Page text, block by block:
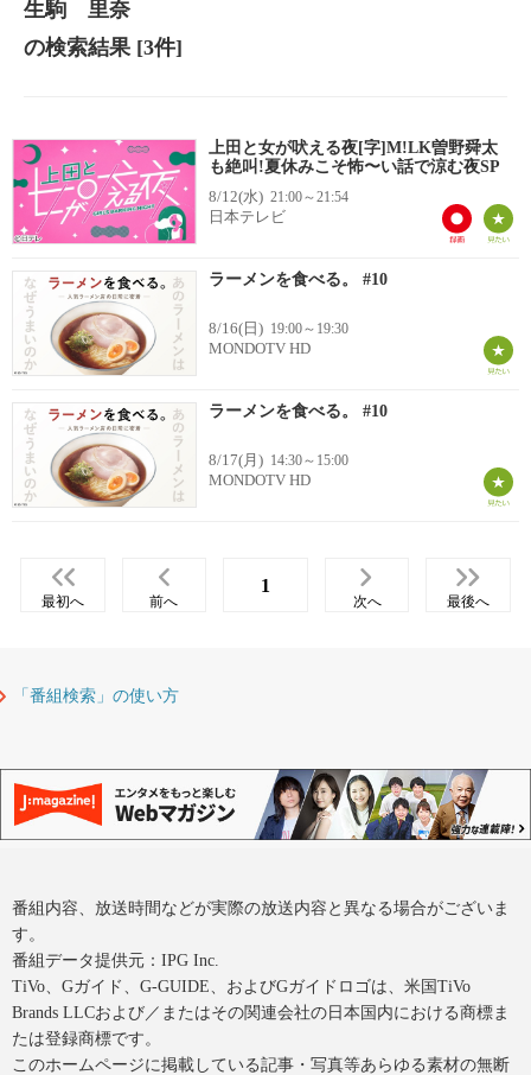
生駒 里奈
の検索結果[3件]
上田と女が吠える夜[字]M!LK曽野舜太
も絶叫!夏休みこそ怖〜い話で涼む夜SP
8/12(水) 21:00～21:54
日本テレビ
ラーメンを食べる。 #10
8/16(日) 19:00～19:30
MONDOTV HD
ラーメンを食べる。 #10
8/17(月) 14:30～15:00
MONDOTV HD
最初へ 前へ
1
次へ 最後へ
「番組検索」の使い方
番組内容、放送時間などが実際の放送内容と異なる場合がございま
す。
番組データ提供元：IPG Inc.
TiVo、Gガイド、G-GUIDE、およびGガイドロゴは、米国TiVo
Brands LLCおよび／またはその関連会社の日本国内における商標ま
たは登録商標です。
このホームページに掲載している記事・写真等あらゆる素材の無断